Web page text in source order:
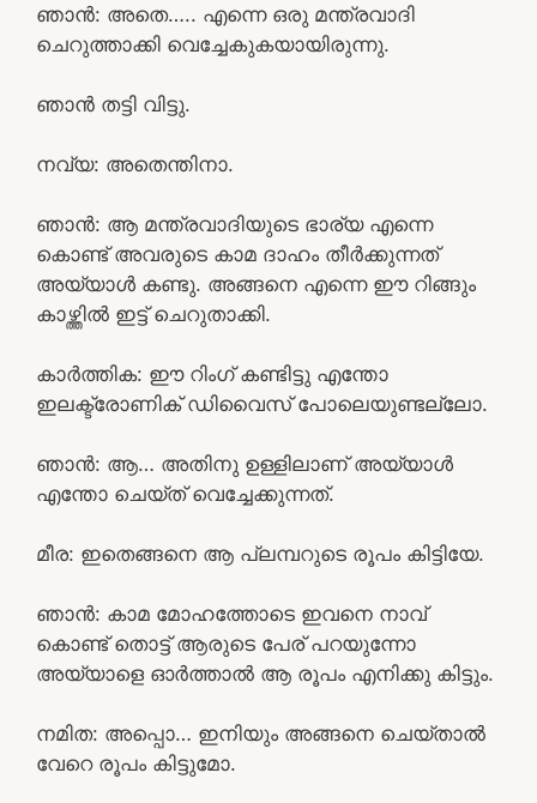
ഞാൻ: അതെ….. എന്നെ ഒരു മന്ത്രവാദി
ചെറുത്താക്കി വെച്ചേകുകയായിരുന്നു.
ഞാൻ തട്ടി വിട്ടു.
നവ്യ: അതെന്തിനാ.
ഞാൻ: ആ മന്ത്രവാദിയുടെ ഭാര്യ എന്നെ
കൊണ്ട് അവരുടെ കാമ ദാഹം തീർക്കുന്നത്
അയ്യാൾ കണ്ടു. അങ്ങനെ എന്നെ ഈ റിങ്ങും
കാഴ്ത്തിൽ ഇട്ട് ചെറുതാക്കി.
കാർത്തിക: ഈ റിംഗ് കണ്ടിട്ടു എന്തോ
ഇലക്ട്രോണിക് ഡിവൈസ് പോലെയുണ്ടല്ലോ.
ഞാൻ: ആ… അതിനു ഉള്ളിലാണ് അയ്യാൾ
എന്തോ ചെയ്ത് വെച്ചേക്കുന്നത്.
മീര: ഇതെങ്ങനെ ആ പ്ലമ്പറുടെ രൂപം കിട്ടിയേ.
ഞാൻ: കാമ മോഹത്തോടെ ഇവനെ നാവ്
കൊണ്ട് തൊട്ട് ആരുടെ പേര് പറയുന്നോ
അയ്യാളെ ഓർത്താൽ ആ രൂപം എനിക്കു കിട്ടും.
നമിത: അപ്പൊ… ഇനിയും അങ്ങനെ ചെയ്താൽ
വേറെ രൂപം കിട്ടുമോ.